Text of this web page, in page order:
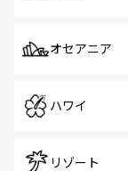
オセアニア
ハワイ
リゾート